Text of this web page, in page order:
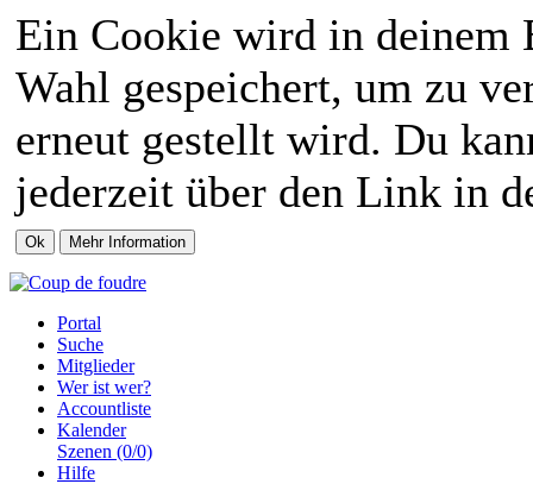
Ein Cookie wird in deinem
Wahl gespeichert, um zu
erneut gestellt wird. Du
jederzeit über den Link in
Portal
Suche
Mitglieder
Wer ist wer?
Accountliste
Kalender
Szenen (0/0)
Hilfe